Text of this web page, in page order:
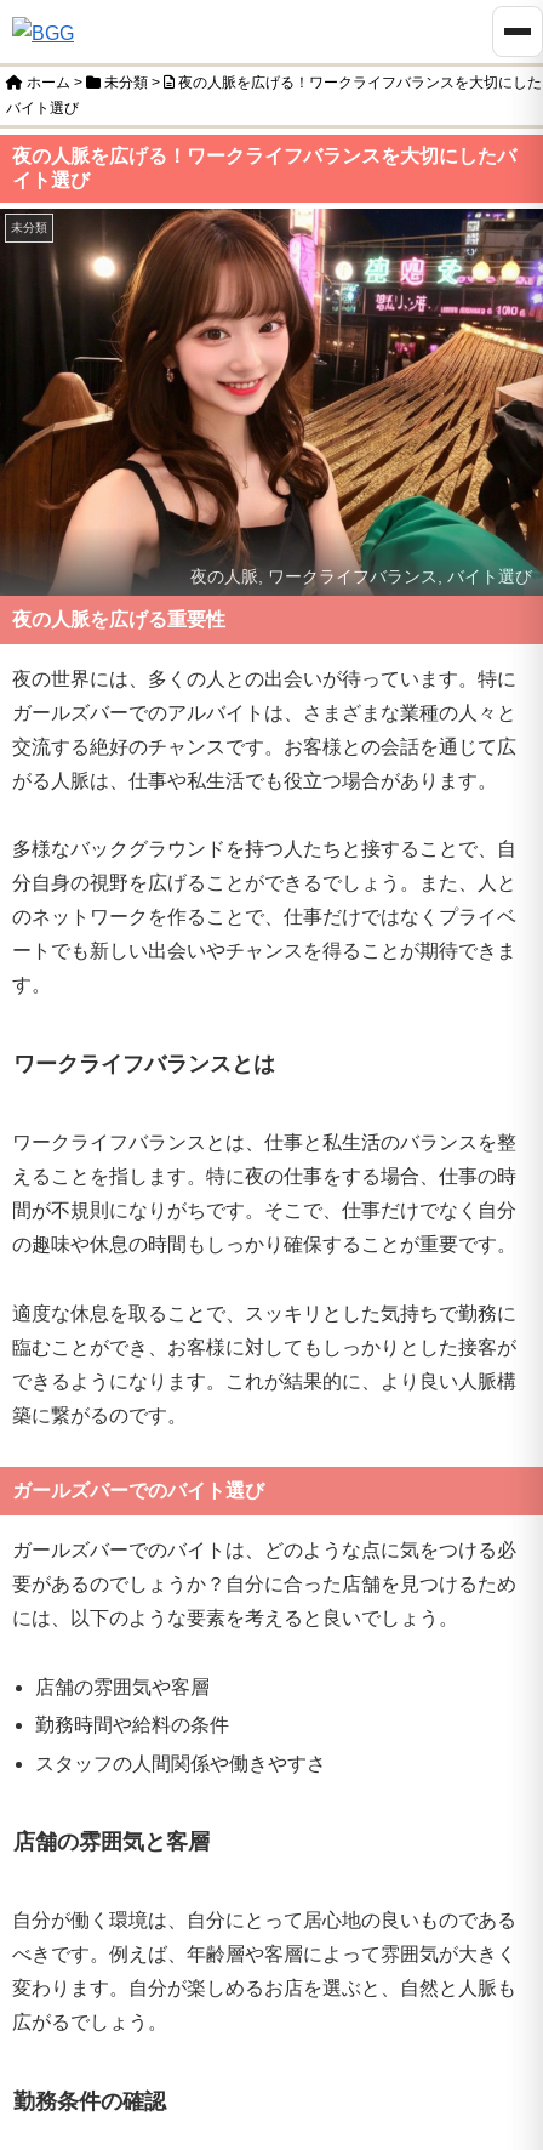
ホーム > 未分類 >
夜の人脈を広げる！ワークライフバランスを大切にした
バイト選び
夜の人脈を広げる！ワークライフバランスを大切にしたバ
イト選び
未分類
夜の人脈, ワークライフバランス, バイト選び
夜の人脈を広げる重要性
夜の世界には、多くの人との出会いが待っています。特に
ガールズバーでのアルバイトは、さまざまな業種の人々と
交流する絶好のチャンスです。お客様との会話を通じて広
がる人脈は、仕事や私生活でも役立つ場合があります。
多様なバックグラウンドを持つ人たちと接することで、自
分自身の視野を広げることができるでしょう。また、人と
のネットワークを作ることで、仕事だけではなくプライベ
ートでも新しい出会いやチャンスを得ることが期待できま
す。
ワークライフバランスとは
ワークライフバランスとは、仕事と私生活のバランスを整
えることを指します。特に夜の仕事をする場合、仕事の時
間が不規則になりがちです。そこで、仕事だけでなく自分
の趣味や休息の時間もしっかり確保することが重要です。
適度な休息を取ることで、スッキリとした気持ちで勤務に
臨むことができ、お客様に対してもしっかりとした接客が
できるようになります。これが結果的に、より良い人脈構
築に繋がるのです。
ガールズバーでのバイト選び
ガールズバーでのバイトは、どのような点に気をつける必
要があるのでしょうか？自分に合った店舗を見つけるため
には、以下のような要素を考えると良いでしょう。
店舗の雰囲気や客層
勤務時間や給料の条件
スタッフの人間関係や働きやすさ
店舗の雰囲気と客層
自分が働く環境は、自分にとって居心地の良いものである
べきです。例えば、年齢層や客層によって雰囲気が大きく
変わります。自分が楽しめるお店を選ぶと、自然と人脈も
広がるでしょう。
勤務条件の確認